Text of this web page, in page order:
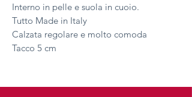
Interno in pelle e suola in cuoio.
Tutto Made in Italy
Calzata regolare e molto comoda
Tacco 5 cm